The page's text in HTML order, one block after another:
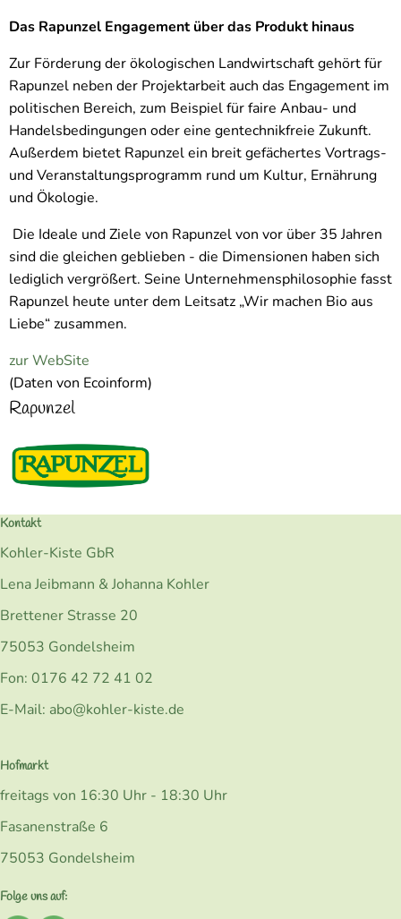
Das Rapunzel Engagement über das Produkt hinaus
Zur Förderung der ökologischen Landwirtschaft gehört für
Rapunzel neben der Projektarbeit auch das Engagement im
politischen Bereich, zum Beispiel für faire Anbau- und
Handelsbedingungen oder eine gentechnikfreie Zukunft.
Außerdem bietet Rapunzel ein breit gefächertes Vortrags-
und Veranstaltungsprogramm rund um Kultur, Ernährung
und Ökologie.
Die Ideale und Ziele von Rapunzel von vor über 35 Jahren
sind die gleichen geblieben - die Dimensionen haben sich
lediglich vergrößert. Seine Unternehmensphilosophie fasst
Rapunzel heute unter dem Leitsatz „Wir machen Bio aus
Liebe“ zusammen.
zur WebSite
(Daten von Ecoinform)
Rapunzel
Kontakt
Kohler-Kiste GbR
Lena Jeibmann & Johanna Kohler
Brettener Strasse 20
75053 Gondelsheim
Fon: 0176 42 72 41 02
E-Mail: abo@kohler-kiste.de
Hofmarkt
freitags von 16:30 Uhr - 18:30 Uhr
Fasanenstraße 6
75053 Gondelsheim
Folge uns auf: